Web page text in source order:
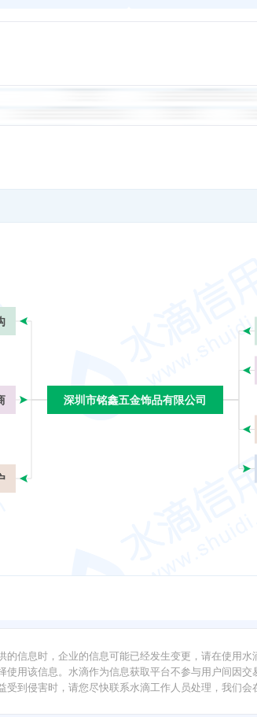
深圳市铭鑫五金饰品有限公司
深圳市铭鑫五金饰品有限公司
信息时，企业的信息可能已经发生变更，请在使用
用该信息。水滴作为信息获取平台不参与用户间因
受到侵害时，请您尽快联系水滴工作人员处理，我们